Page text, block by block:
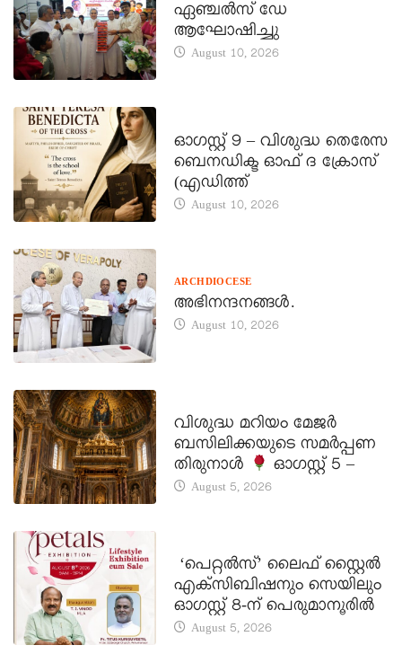
ഏഞ്ചൽസ് ഡേ
ആഘോഷിച്ചു
August 10, 2026
ഓഗസ്റ്റ് 9 – വിശുദ്ധ തെരേസ
ബെനഡിക്ട ഓഫ് ദ ക്രോസ്
(എഡിത്ത്
August 10, 2026
ARCHDIOCESE
അഭിനന്ദനങ്ങൾ.
August 10, 2026
വിശുദ്ധ മറിയം മേജർ
ബസിലിക്കയുടെ സമർപ്പണ
തിരുനാൾ
ഓഗസ്റ്റ് 5 –
August 5, 2026
‘പെറ്റൽസ്’ ലൈഫ് സ്റ്റൈൽ
എക്സിബിഷനും സെയിലും
ഓഗസ്റ്റ് 8-ന് പെരുമാനൂരിൽ
August 5, 2026